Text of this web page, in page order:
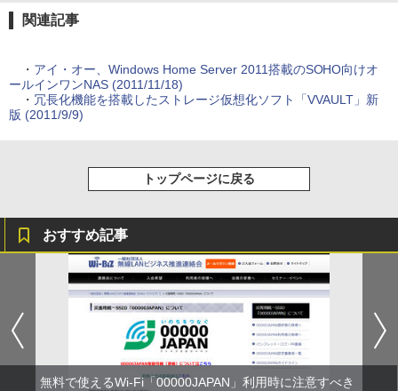
関連記事
・ アイ・オー、Windows Home Server 2011搭載のSOHO向けオ
ールインワンNAS (2011/11/18)
・ 冗長化機能を搭載したストレージ仮想化ソフト「VVAULT」新
版 (2011/9/9)
トップページに戻る
おすすめ記事
無料で使えるWi-Fi「00000JAPAN」利用時に注意すべき